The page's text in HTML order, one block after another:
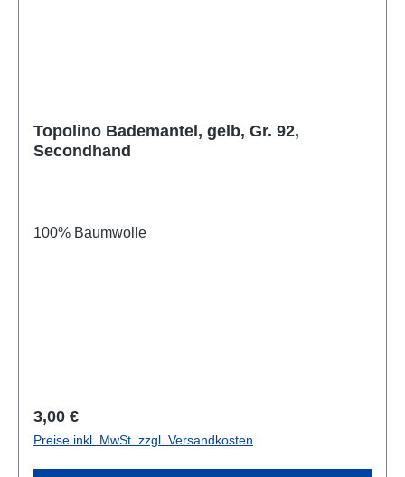
Topolino Bademantel, gelb, Gr. 92,
Secondhand
100% Baumwolle
Regulärer Preis:
3,00 €
Preise inkl. MwSt. zzgl. Versandkosten